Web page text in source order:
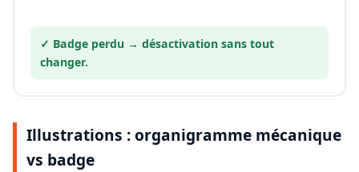
✓ Badge perdu → désactivation sans tout
changer.
Illustrations : organigramme mécanique
vs badge